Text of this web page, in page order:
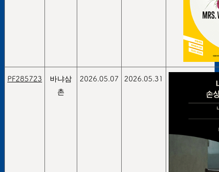
PF285723
바냐삼
촌
2026.05.07 2026.05.31